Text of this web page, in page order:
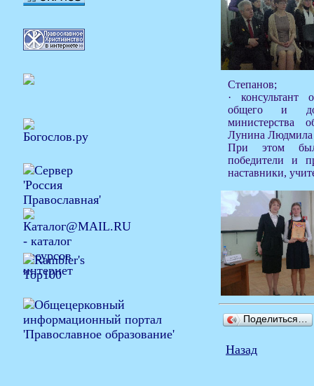
Степанов;
· консультант
общего и
министерства
Лунина Людмила
При этом
победители и
наставники,
Поделиться…
Назад